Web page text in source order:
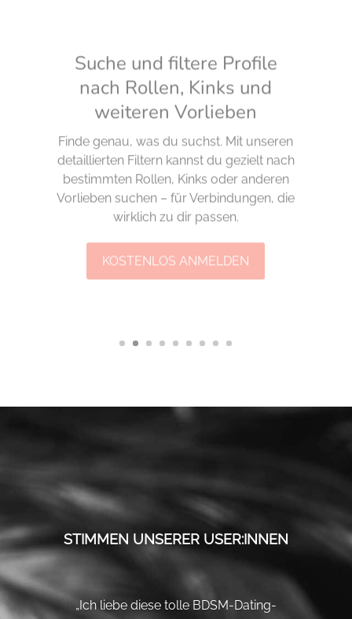
Suche und filtere Profile
nach Rollen, Kinks und
weiteren Vorlieben
detaillierten Filtern kannst du gezielt nach
bestimmten Rollen, Kinks oder anderen
Vorlieben suchen – für Verbindungen, die
wirklich zu dir passen.
KOSTENLOS ANMELDEN
STIMMEN UNSERER USER:INNEN
„Ich liebe diese tolle BDSM-Dating-